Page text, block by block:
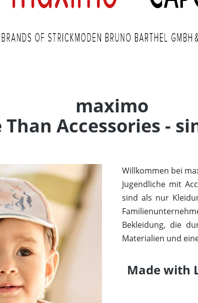
maximo
Accessories -
Willkommen bei
Jugendliche mit
sind als nur
Bekleidung, die
Materialien und
Made with